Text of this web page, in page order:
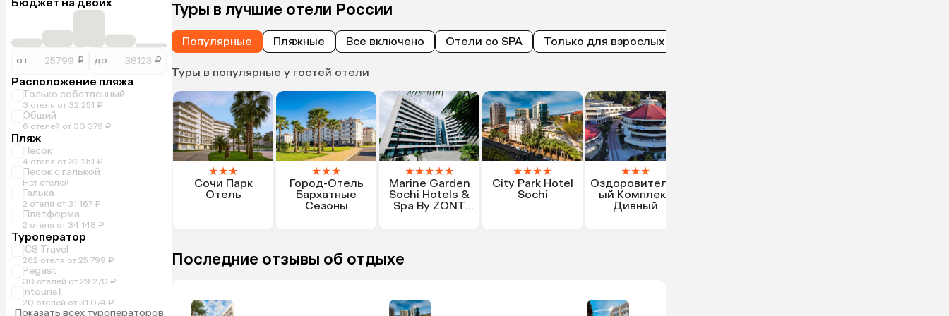
от ₽ до ₽
Расположение пляжа
Только собственный
3 отеля от 32 251 ₽
Общий
6 отелей от 30 379 ₽
Пляж
Песок
4 отеля от 32 251 ₽
Песок с галькой
Нет отелей
Галька
2 отеля от 31 167 ₽
Платформа
2 отеля от 34 148 ₽
Туроператор
ICS Travel
262 отеля от 25 799 ₽
Pegast
30 отелей от 29 270 ₽
Intourist
20 отелей от 31 074 ₽
Показать всех туроператоров
Туры в лучшие отели России
Популярные Пляжные Все включено Отели со SPA Только для взрослых
Туры в популярные у гостей отели
★★★
Сочи Парк
Отель
★★★
Город-Отель
Бархатные
Сезоны
★★★★★
Marine Garden
Sochi Hotels &
Spa By ZONT
★★★★
City Park Hotel
Sochi
★★★
Оздоровительн
ый Комплекс
Дивный
Последние отзывы об отдыхе